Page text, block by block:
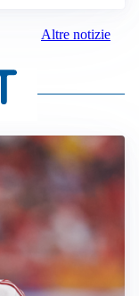
Altre notizie